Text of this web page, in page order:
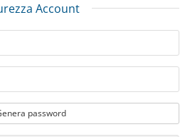
Account
password